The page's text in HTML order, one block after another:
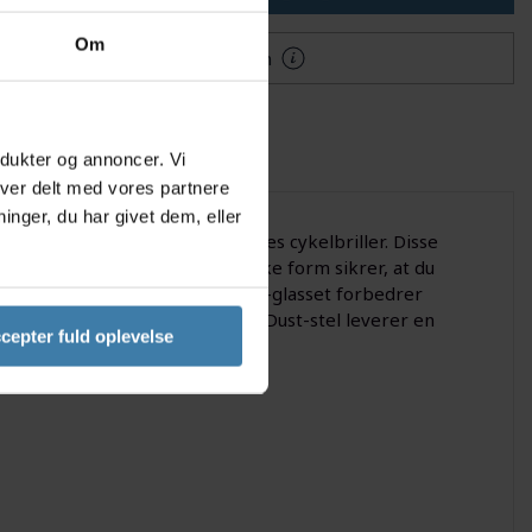
Om
og annoncer. Vi
delt med vores partnere
du har givet dem, eller
fuld oplevelse
Mere information
Van Der Poel Signature Series cykelbriller. Disse
Det lette stel og den ikoniske form sikrer, at du
eller i byen. Prizm Ruby-glasset forbedrer
mens det sikre Space Dust-stel leverer en
detaljerne.